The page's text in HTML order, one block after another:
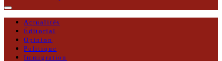
Actualités
Éditorial
Opinion
Politique
Immigration